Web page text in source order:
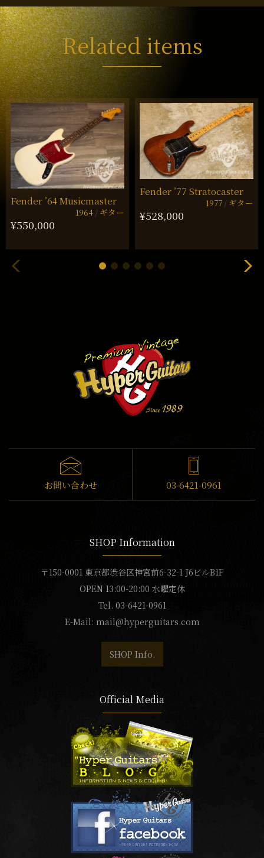
Related items
Fender ’64 Musicmaster
1964 ギター
¥550,000
Fender ’77 Stratocaster
1977 ギター
¥528,000
お問い合わせ 03-6421-0961
SHOP Information
〒150-0001 東京都渋谷区神宮前6-32-1 J6ビルB1F
OPEN 13:00-20:00 水曜定休
Tel. 03-6421-0961
E-Mail: mail@hyperguitars.com
SHOP Info.
Official Media